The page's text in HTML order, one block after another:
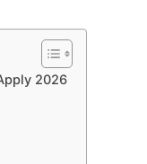
2026